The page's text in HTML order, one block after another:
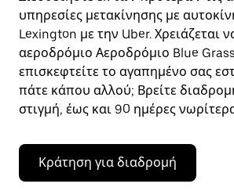
υπηρεσίες μετακίνησης με
Lexington με την Uber. Χρειάζεται
αεροδρόμιο Αεροδρόμιο Blue
επισκεφτείτε το αγαπημένο σας
πάτε κάπου αλλού; Βρείτε
στιγμή, έως και 90 ημέρες
Κράτηση για διαδρομή